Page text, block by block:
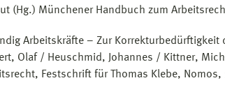
(Hg.) Münchener Handbuch zum
Arbeitskräfte – Zur Korrekturbedürftigkeit
Olaf / Heuschmid, Johannes / Kittner,
Festschrift für Thomas Klebe, Nomos,